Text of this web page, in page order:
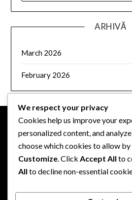
ARHIVĂ
March 2026
February 2026
INFORMAȚII LEGALE
Politica de protecție a datelor
We respect your privacy
Cookies help us improve your
personalized content, and
choose which cookies to allow
Customize . Click Accept All to
All to decline non-essential